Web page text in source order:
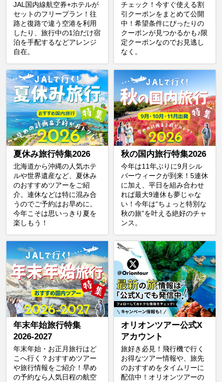
JAL国内線航空券+ホテルが
セットのフリープラン！往
路と復路で違う空港を利用
したり、旅行中の1泊だけ宿
泊を手配するなどアレンジ
自在。
チェック！今すぐ使える割
引クーポンをまとめて公開
中！希望条件にぴったりの
クーポンが見つかるかも♪限
定クーポンなのでお見逃し
なく。
夏休み旅行特集2026
北海道から沖縄の人気ホテ
ルや世界遺産など、夏休み
のおすすめツアーをご紹
介。連休などは特に混み合
うのでご予約はお早めに。
今年こそは思いっきり夏を
楽しもう！
秋の国内旅行特集2026
今年は11年ぶりに9月シル
バーウィークが到来！5連休
に加え、平日を組み合わせ
れば最大9連休も夢じゃな
い！今年は“ちょっと特別な
秋の旅”を叶える絶好のチャ
ンス。
年末年始旅行特集
2026-2027
年末年始・お正月旅行はど
こへ行く？おすすめツアー
や旅行情報をご紹介！早め
の予約なら人気日程の航空
オリオンツアー公式X
アカウント
旅好き必見！飛行機で行く
お得なツアー情報や、旅先
のおすすめをタイムリーに
配信中！オリオンツアーの